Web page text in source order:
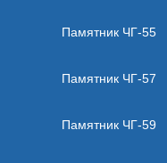
Памятник ЧГ-55
Памятник ЧГ-57
Памятник ЧГ-59